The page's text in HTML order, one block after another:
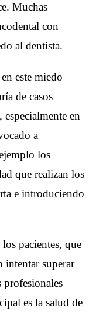
Muchas
con
al dentista.
este miedo
de casos
especialmente en
a
los
que realizan los
e introduciendo
pacientes, que
intentar superar
profesionales
es la salud de